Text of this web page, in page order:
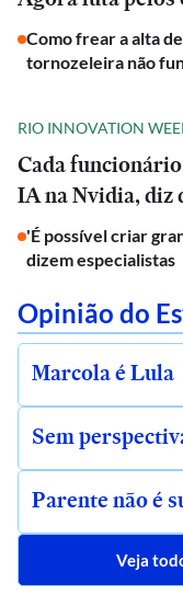
Como frear a alta
tornozeleira não
RIO INNOVATION
Cada
IA na Nvidia, diz
'É possível criar
dizem especialistas
Opinião do
Marcola é Lula
Sem
Parente não é
Veja